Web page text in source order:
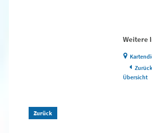
Weitere
Übersicht
Zurück